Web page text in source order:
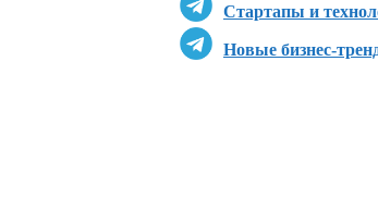
Стартапы и
Новые бизнес-